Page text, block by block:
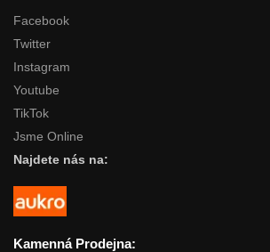
Facebook
Twitter
Instagram
Youtube
TikTok
Jsme Online
Najdete nás na:
Kamenná Prodejna: